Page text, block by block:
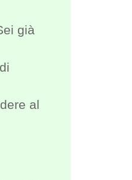
già
al